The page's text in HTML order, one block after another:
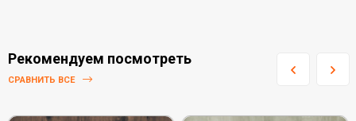
Рекомендуем посмотреть
СРАВНИТЬ ВСЕ